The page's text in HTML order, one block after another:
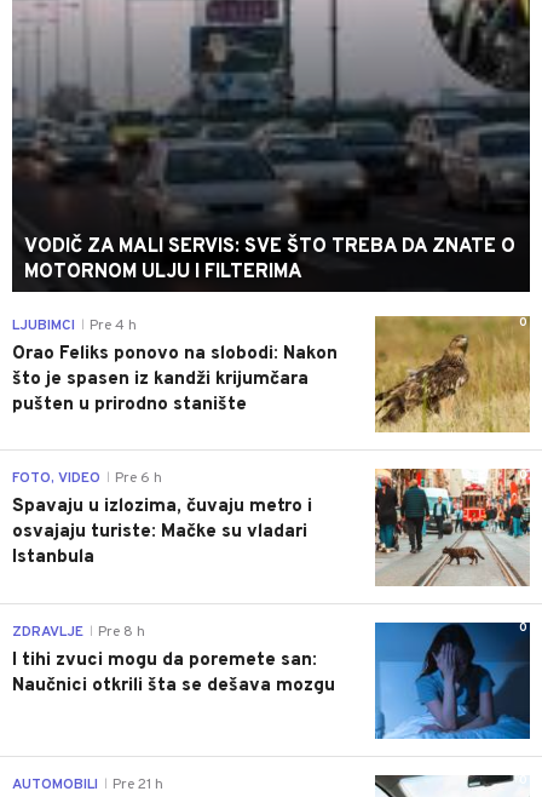
VODIČ ZA MALI SERVIS: SVE ŠTO TREBA DA ZNATE O
MOTORNOM ULJU I FILTERIMA
0
LJUBIMCI Pre 4 h
Orao Feliks ponovo na slobodi: Nakon
što je spasen iz kandži krijumčara
pušten u prirodno stanište
0
FOTO, VIDEO Pre 6 h
Spavaju u izlozima, čuvaju metro i
osvajaju turiste: Mačke su vladari
Istanbula
0
ZDRAVLJE Pre 8 h
I tihi zvuci mogu da poremete san:
Naučnici otkrili šta se dešava mozgu
AUTOMOBILI Pre 21 h